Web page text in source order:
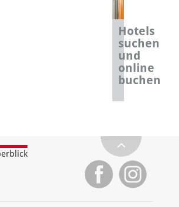
Hotels
suchen
und
online
buchen